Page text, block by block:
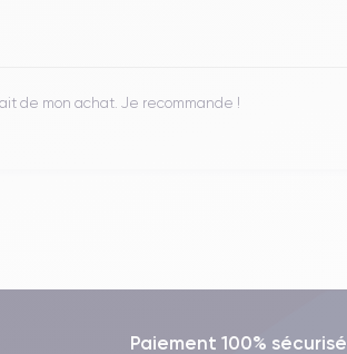
de mon achat. Je recommande !
Paiement 100% sécurisé